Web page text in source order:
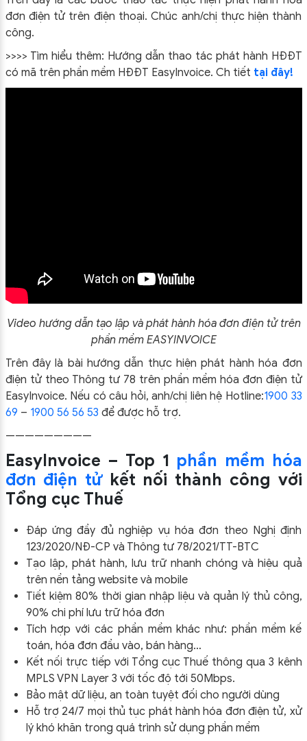
đơn điện tử trên điện thoại. Chúc anh/chị thực hiện thành
công.
>>>> Tìm hiểu thêm: Hướng dẫn thao tác phát hành HĐĐT
có mã trên phần mềm HĐĐT EasyInvoice. Ch tiết tại đây!
Video hướng dẫn tạo lập và phát hành hóa đơn điện tử trên
phần mềm EASYINVOICE
Trên đây là bài hướng dẫn thực hiện phát hành hóa đơn
điện tử theo Thông tư 78 trên phần mềm hóa đơn điện tử
EasyInvoice. Nếu có câu hỏi, anh/chị liên hệ Hotline:1900 33
69 – 1900 56 56 53 để được hỗ trợ.
—————————
EasyInvoice – Top 1 phần mềm hóa
đơn điện tửkết nối thành công với
Tổng cục Thuế
Đáp ứng đầy đủ nghiệp vụ hóa đơn theo Nghị định
123/2020/NĐ-CP và Thông tư 78/2021/TT-BTC
Tạo lập, phát hành, lưu trữ nhanh chóng và hiệu quả
trên nền tảng website và mobile
Tiết kiệm 80% thời gian nhập liệu và quản lý thủ công,
90% chi phí lưu trữ hóa đơn
Tích hợp với các phần mềm khác như: phần mềm kế
toán, hóa đơn đầu vào, bán hàng…
Kết nối trực tiếp với Tổng cục Thuế thông qua 3 kênh
MPLS VPN Layer 3 với tốc độ tới 50Mbps.
Bảo mật dữ liệu, an toàn tuyệt đối cho người dùng
Hỗ trợ 24/7 mọi thủ tục phát hành hóa đơn điện tử, xử
lý khó khăn trong quá trình sử dụng phần mềm